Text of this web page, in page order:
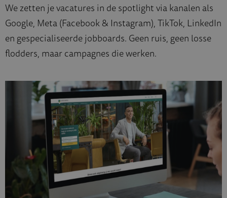
We zetten je vacatures in de spotlight via kanalen als
Google, Meta (Facebook & Instagram), TikTok, LinkedIn
en gespecialiseerde jobboards. Geen ruis, geen losse
flodders, maar campagnes die werken.